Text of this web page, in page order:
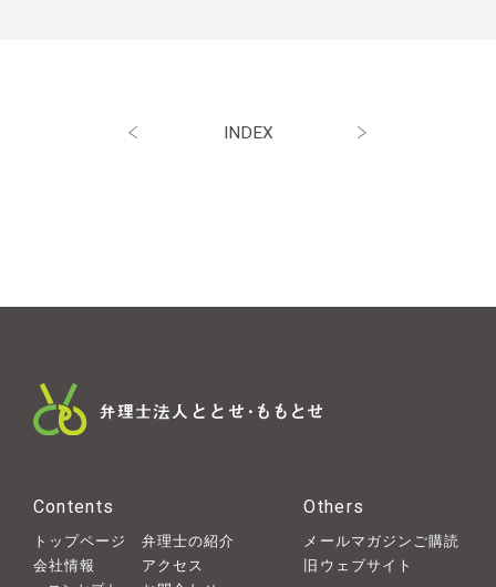
INDEX
Contents
トップページ
会社情報
弁理士の紹介
アクセス
Others
メールマガジンご購読
旧ウェブサイト